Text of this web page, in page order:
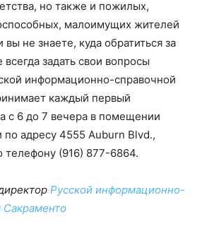
но также и пожилых,
малоимущих жителей
не знаете, куда обратиться за
задать свои вопросы
информационно-справочной
каждый первый
с 6 до 7 вечера в помещении
по адресу 4555 Auburn Blvd.,
телефону (916) 877-6864.
Русской информационно-